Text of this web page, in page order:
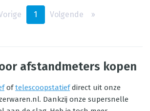
1 Volgende ››
afstandmeters kopen
oftelescoopstatiefdirect uit onze
Dankzij onze supersnelle